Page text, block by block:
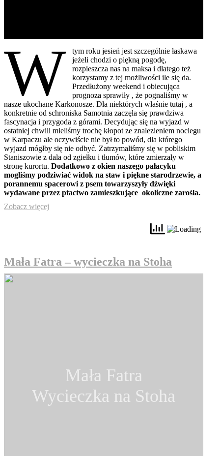
W
tym roku jesień jest szczególnie łaskawa
jeżeli chodzi o piękną pogodę,
rozpieszcza nas na maksa i dlatego też
korzystamy z tej możliwości ile się da.
Przedłużony weekend i obiecująca
prognoza sprawiły , że pognaliśmy w
nasze ukochane Karkonosze. Dla niektórych właśnie tutaj , a
konkretnie od schroniska Samotnia zaczęła się prawdziwa
fascynacja i przygoda z górami. Decydując się na wyjazd w
ostatniej chwili mieliśmy trochę kłopot ze znalezieniem noclegu
w Karpaczu ale oczywiście nie był to powód, dla którego
wyjazd mógłby się nie odbyć. Zatrzymaliśmy się w pobliskim
Staniszowie z dala od zgiełku i tłumów, które zmierzały w
stronę kurortu. Dodatkowo z okien naszego pałacyku
mogliśmy podziwiać widok na staw i piękne starodrzewie, a
porannemu spacerowi z psem towarzyszyły dźwięki
wydawane przez ptactwo zamieszkujące okoliczne zarośla.
Zobacz więcej
Mała Fatra – wycieczka na Stoha
Mała Fatra
Wycieczka na Stoha